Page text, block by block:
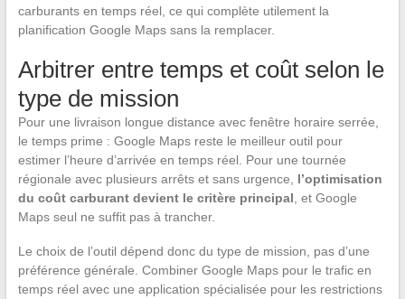
carburants en temps réel, ce qui complète utilement la
planification Google Maps sans la remplacer.
Arbitrer entre temps et coût selon le
type de mission
Pour une livraison longue distance avec fenêtre horaire serrée,
le temps prime : Google Maps reste le meilleur outil pour
estimer l’heure d’arrivée en temps réel. Pour une tournée
régionale avec plusieurs arrêts et sans urgence, l’optimisation
du coût carburant devient le critère principal , et Google
Maps seul ne suffit pas à trancher.
Le choix de l’outil dépend donc du type de mission, pas d’une
préférence générale. Combiner Google Maps pour le trafic en
temps réel avec une application spécialisée pour les restrictions